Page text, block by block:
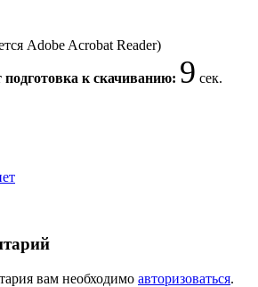
Adobe Acrobat Reader)
к скачиванию: 9 сек.
вам необходимо авторизоваться.